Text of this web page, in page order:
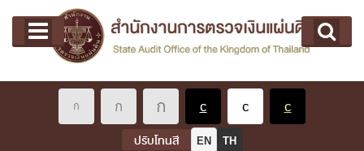
Main menu
หน้าแรก
เกี่ยวกับ คตง.
นโยบายการตรวจเงินแผ่นดิน
หลักเกณฑ์มาตรฐานเกี่ยวกับการตรวจเงินแผ่นดิน
ปรับโทนสี EN TH